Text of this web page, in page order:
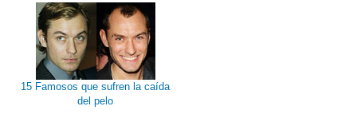
15 Famosos que sufren la caída
del pelo